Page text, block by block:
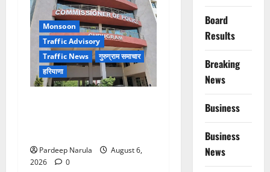
Monsoon
Traffic Advisory
Traffic News
गुरुग्राम समाचार
हरियाणा
Pardeep Narula
August 6,
2026
0
Board
Results
Breaking
News
Business
Business
News